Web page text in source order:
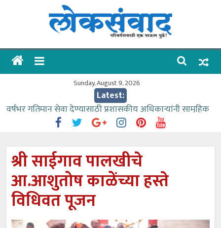
लोकसंवाद
ताज्या
Sunday, August 9, 2026
Latest:
वर्षभर गतिमान सेवा देण्यासाठी प्रशासकीय अधिकाऱ्यांनी सामुहिक
प्रयत्न करावे – आमदार काळे
काळे
आत्मामालिक गुरूकूलाचे २२८ विद्यार्थी शिष्यवृत्तीस पात्र
ईच्छा आणि मेहनतीच्या बळावर यश मिळवता येते – शिवप्रसाद
पंडोरे
आमदार आशुतोष काळे यांचा वाढदिवस विविध सामाजिक
उपक्रमांनी साजरा
श्री साईगाव पालखीचे
आ.आशुतोष काळेंच्या हस्ते
विधिवत पूजन